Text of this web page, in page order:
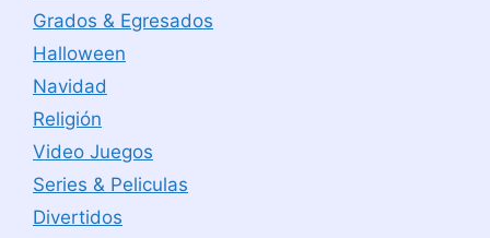
Grados & Egresados
Halloween
Navidad
Religión
Video Juegos
Series & Peliculas
Divertidos